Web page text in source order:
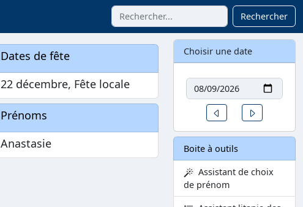
Rechercher
Dates de fête
22 décembre, Fête locale
Prénoms
Anastasie
Choisir une date
Date
Un jour avant
Boite à outils
Assistant de choix
de prénom